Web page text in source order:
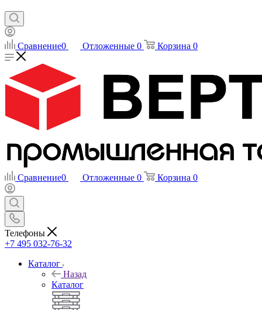
Сравнение0 Отложенные 0 Корзина 0
Сравнение0 Отложенные 0 Корзина 0
Телефоны
+7 495 032-76-32
Каталог
Назад
Каталог